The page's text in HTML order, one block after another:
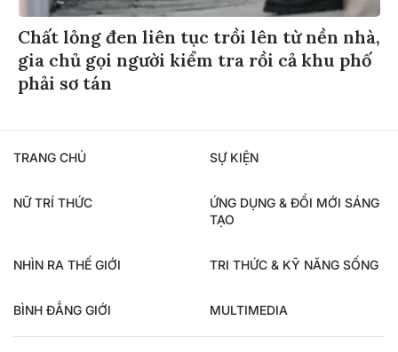
Chất lỏng đen liên tục trồi lên từ nền nhà,
gia chủ gọi người kiểm tra rồi cả khu phố
phải sơ tán
TRANG CHỦ SỰ KIỆN
NỮ TRÍ THỨC
ỨNG DỤNG & ĐỔI MỚI SÁNG
TẠO
NHÌN RA THẾ GIỚI TRI THỨC & KỸ NĂNG SỐNG
BÌNH ĐẲNG GIỚI MULTIMEDIA